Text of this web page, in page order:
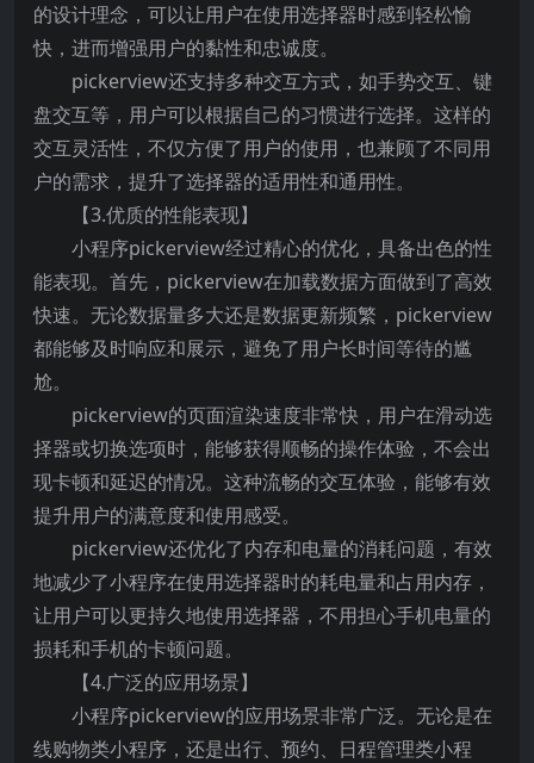
的设计理念，可以让用户在使用选择器时感到轻松愉
快，进而增强用户的黏性和忠诚度。
pickerview还支持多种交互方式，如手势交互、键
盘交互等，用户可以根据自己的习惯进行选择。这样的
交互灵活性，不仅方便了用户的使用，也兼顾了不同用
户的需求，提升了选择器的适用性和通用性。
【3.优质的性能表现】
小程序pickerview经过精心的优化，具备出色的性
能表现。首先，pickerview在加载数据方面做到了高效
快速。无论数据量多大还是数据更新频繁，pickerview
都能够及时响应和展示，避免了用户长时间等待的尴
尬。
pickerview的页面渲染速度非常快，用户在滑动选
择器或切换选项时，能够获得顺畅的操作体验，不会出
现卡顿和延迟的情况。这种流畅的交互体验，能够有效
提升用户的满意度和使用感受。
pickerview还优化了内存和电量的消耗问题，有效
地减少了小程序在使用选择器时的耗电量和占用内存，
让用户可以更持久地使用选择器，不用担心手机电量的
损耗和手机的卡顿问题。
【4.广泛的应用场景】
小程序pickerview的应用场景非常广泛。无论是在
线购物类小程序，还是出行、预约、日程管理类小程